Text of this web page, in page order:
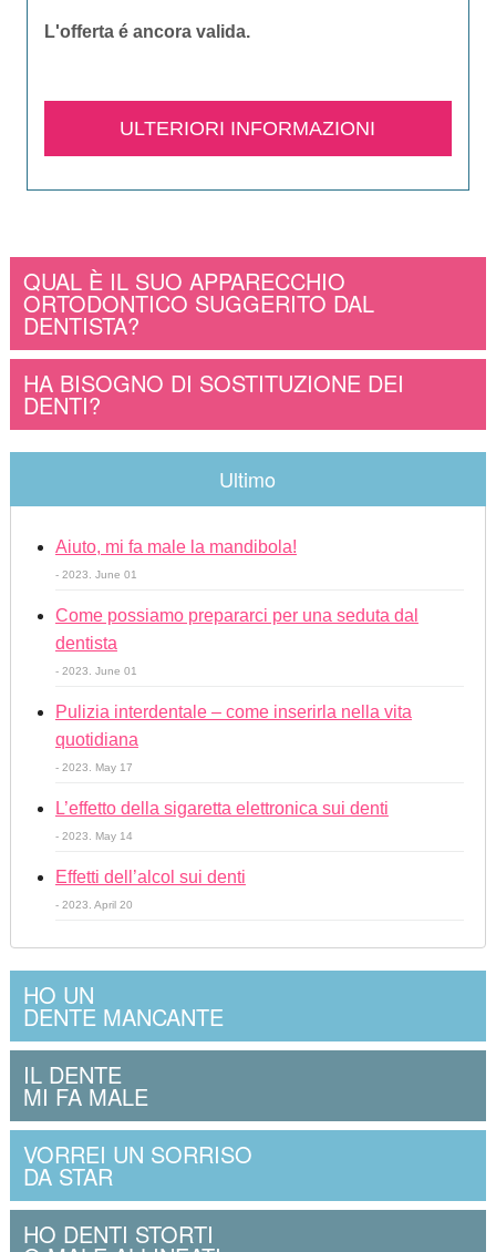
L'offerta é ancora valida.​
ULTERIORI INFORMAZIONI
QUAL È IL SUO APPARECCHIO
ORTODONTICO SUGGERITO DAL
DENTISTA?
HA BISOGNO DI SOSTITUZIONE DEI
DENTI?
Ultimo
Aiuto, mi fa male la mandibola!
- 2023. June 01
Come possiamo prepararci per una seduta dal
dentista
- 2023. June 01
Pulizia interdentale – come inserirla nella vita
quotidiana
- 2023. May 17
L’effetto della sigaretta elettronica sui denti
- 2023. May 14
Effetti dell’alcol sui denti
- 2023. April 20
HO UN
DENTE MANCANTE
IL DENTE
MI FA MALE
VORREI UN SORRISO
DA STAR
HO DENTI STORTI